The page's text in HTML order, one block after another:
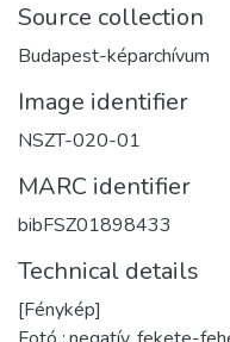
Source collection
Budapest-képarchívum
Image identifier
NSZT-020-01
MARC identifier
bibFSZ01898433
Technical details
[Fénykép]